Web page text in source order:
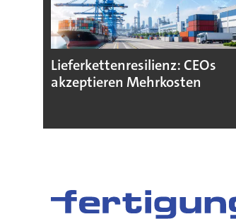
Lieferkettenresilienz: CEOs
akzeptieren Mehrkosten